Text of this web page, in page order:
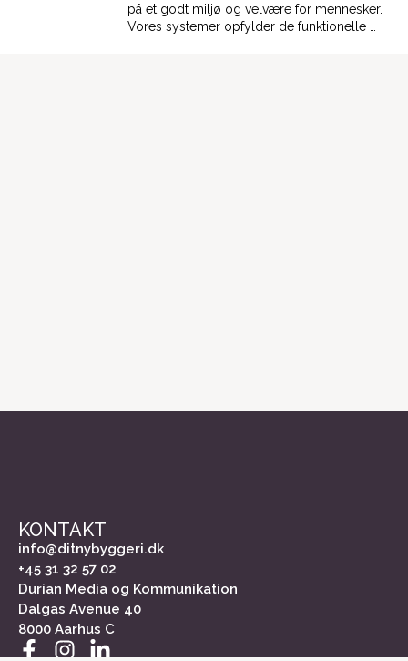
på et godt miljø og velvære for mennesker.
Vores systemer opfylder de funktionelle …
KONTAKT
info@ditnybyggeri.dk
+45 31 32 57 02
Durian Media og Kommunikation
Dalgas Avenue 40
8000 Aarhus C